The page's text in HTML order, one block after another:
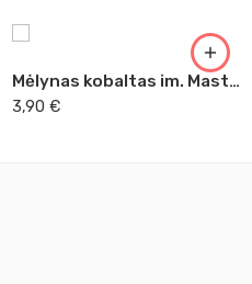
Mėlynas kobaltas im. Master Acrilic, 60ml (24)
3,90 €